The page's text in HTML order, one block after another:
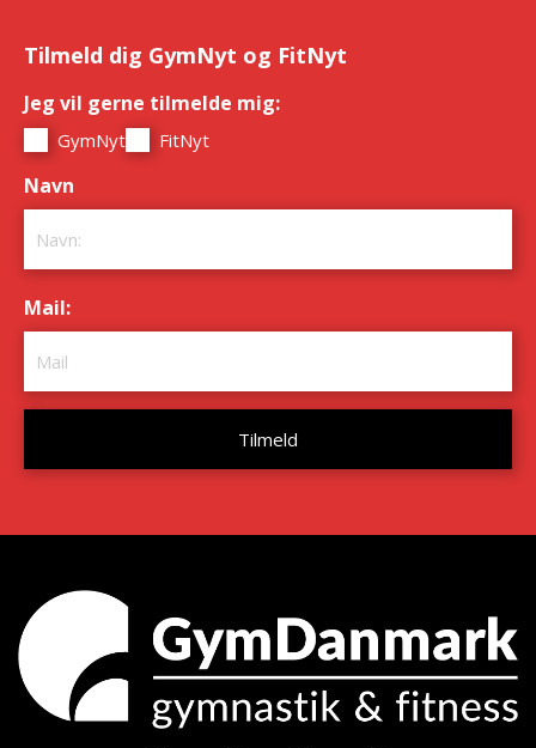
Tilmeld dig GymNyt og FitNyt
Jeg vil gerne tilmelde mig:
GymNyt FitNyt
Navn
Mail: